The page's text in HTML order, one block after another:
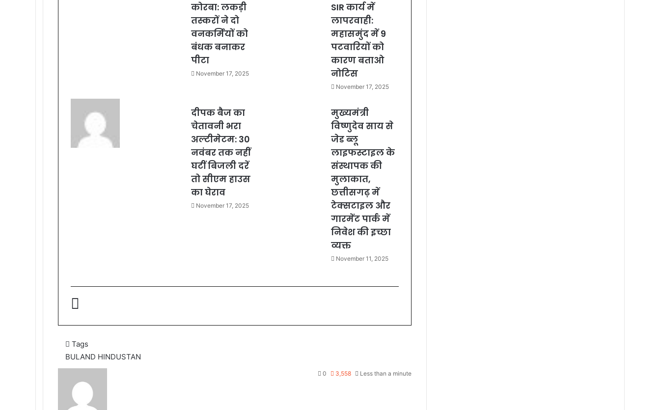
कोरबा: लकड़ी
तस्करों ने दो
वनकर्मियों को
बंधक बनाकर
पीटा
November 17, 2025
SIR कार्य में
लापरवाही:
महासमुंद में 9
पटवारियों को
कारण बताओ
नोटिस
November 17, 2025
दीपक बैज का
चेतावनी भरा
अल्टीमेटम: 30
नवंबर तक नहीं
घटीं बिजली दरें
तो सीएम हाउस
का घेराव
November 17, 2025
मुख्यमंत्री
विष्णुदेव साय से
जेड ब्लू
लाइफस्टाइल के
संस्थापक की
मुलाकात,
छत्तीसगढ़ में
टेक्सटाइल और
गारमेंट पार्क में
निवेश की इच्छा
व्यक्त
November 11, 2025
Tags
BULAND HINDUSTAN
0 3,558 Less than a minute